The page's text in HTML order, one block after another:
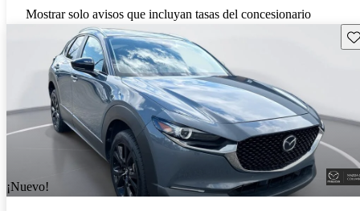
Mostrar solo avisos que incluyan tasas del concesionario
¡Nuevo!